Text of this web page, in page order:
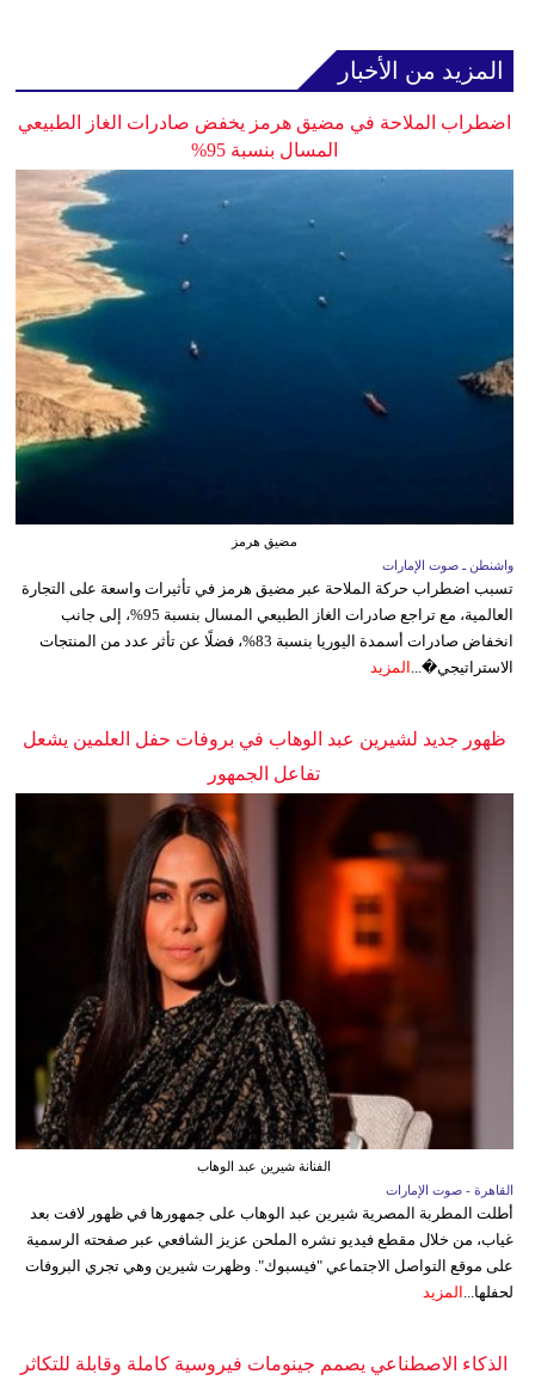
المزيد من الأخبار
اضطراب الملاحة في مضيق هرمز يخفض صادرات الغاز الطبيعي
المسال بنسبة 95%
مضيق هرمز
واشنطن ـ صوت الإمارات
تسبب اضطراب حركة الملاحة عبر مضيق هرمز في تأثيرات واسعة على التجارة
العالمية، مع تراجع صادرات الغاز الطبيعي المسال بنسبة 95%، إلى جانب
انخفاض صادرات أسمدة اليوريا بنسبة 83%، فضلًا عن تأثر عدد من المنتجات
الاستراتيجي�... المزيد
ظهور جديد لشيرين عبد الوهاب في بروفات حفل العلمين يشعل
تفاعل الجمهور
الفنانة شيرين عبد الوهاب
القاهرة - صوت الإمارات
أطلت المطربة المصرية شيرين عبد الوهاب على جمهورها في ظهور لافت بعد
غياب، من خلال مقطع فيديو نشره الملحن عزيز الشافعي عبر صفحته الرسمية
على موقع التواصل الاجتماعي "فيسبوك". وظهرت شيرين وهي تجري البروفات
لحفلها... المزيد
الذكاء الاصطناعي يصمم جينومات فيروسية كاملة وقابلة للتكاثر